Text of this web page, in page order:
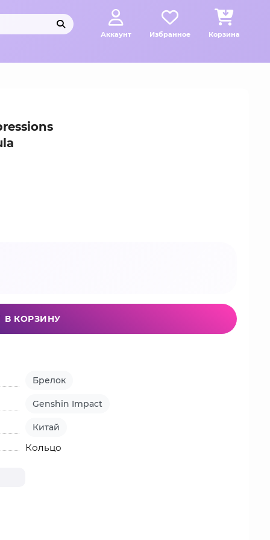
Аккаунт Избранное Корзина
В КОРЗИНУ
Брелок
Genshin Impact
Китай
Кольцо